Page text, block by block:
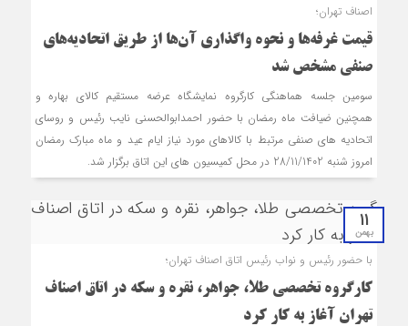
اصناف تهران؛
قیمت غرفه‌ها و نحوه واگذاری آن‌ها از طریق اتحادیه‌های
صنفی مشخص شد
سومین جلسه هماهنگی کارگروه نمایشگاه عرضه مستقیم کالای بهاره و
همچنین ضیافت ماه رمضان با حضور احمدابوالحسنی نایب رئیس و روسای
اتحادیه های صنفی مرتبط با کالاهای مورد نیاز ایام عید و ماه مبارک رمضان
امروز شنبه 28/11/1402 در محل کمیسیون های این اتاق برگزار شد.
11
بهمن
با حضور رئیس و نواب رئیس اتاق اصناف تهران؛
کارگروه تخصصی طلا، جواهر، نقره و سکه در اتاق اصناف
تهران آغاز به کار کرد